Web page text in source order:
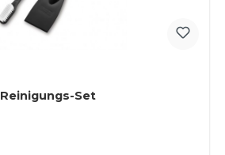
Reinigungs-Set